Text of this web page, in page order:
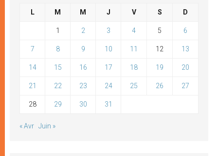
L M M J V S D
1 2 3 4 5 6
7 8 9 10 11 12 13
14 15 16 17 18 19 20
21 22 23 24 25 26 27
28 29 30 31
« Avr Juin »